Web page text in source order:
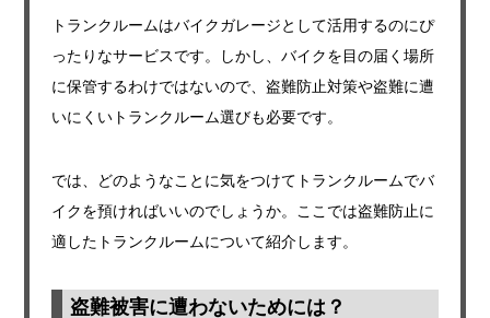
トランクルームはバイクガレージとして活用するのにぴ
ったりなサービスです。しかし、バイクを目の届く場所
に保管するわけではないので、盗難防止対策や盗難に遭
いにくいトランクルーム選びも必要です。
では、どのようなことに気をつけてトランクルームでバ
イクを預ければいいのでしょうか。ここでは盗難防止に
適したトランクルームについて紹介します。
盗難被害に遭わないためには？